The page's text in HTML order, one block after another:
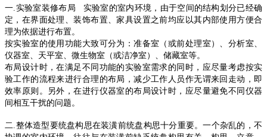
一 实验室装修布局 实验室的室内环境，由于空间的结构划分已经确
定，在界面处理、装饰布置、家具设置之前均应以其内部使用方便合
理为依据进行布置。
按实验室的使用功能大致可分为：准备室（或前处理室）、分析室、
仪器室、天平室、微生物室（或洁净室）、储藏室等。
布局设计时，在满足不同功能的实验室需求的同时，应尽量考虑按实
验工作的流程来进行合理的布局，减少工作人员作无谓来回走动，即
效率原则。另外，在进行仪器室的布局设计时，应尽量避免不同仪器
间相互干扰的问题。
二 整体造型要统盘构思在装潢前统盘构思十分重要。一个杂乱的，不